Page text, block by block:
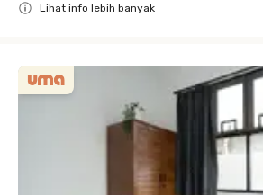
Lihat info lebih banyak